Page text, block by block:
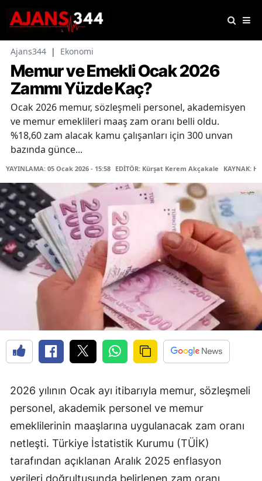
Ajans344 | Ekonomi
Memur ve Emekli Ocak 2026
Zammı Yüzde Kaç?
Ocak 2026 memur, sözleşmeli personel, akademisyen
ve memur emeklileri maaş zam oranı belli oldu.
%18,60 zam alacak kamu çalışanları için 300 unvan
bazında günce...
YAYINLAMA: 05 Ocak 2026 - 15:58 EDİTÖR: Kürşat Kerem Akçakale KAYNAK:
2026 yılının Ocak ayı itibarıyla memur, sözleşmeli
personel, akademik personel ve memur
emeklilerinin maaşlarına uygulanacak zam oranı
netleşti. Türkiye İstatistik Kurumu (TÜİK)
tarafından açıklanan Aralık 2025 enflasyon